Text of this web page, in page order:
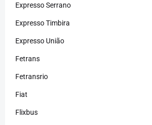
Expresso Serrano
Expresso Timbira
Expresso União
Fetrans
Fetransrio
Fiat
Flixbus